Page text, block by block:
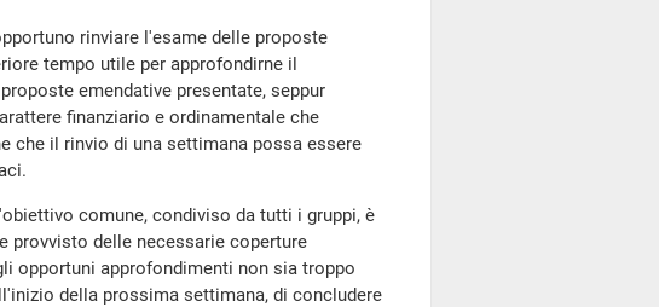
rinviare l'esame delle proposte
tempo utile per approfondirne il
emendative presentate, seppur
finanziario e ordinamentale che
che il rinvio di una settimana possa essere
comune, condiviso da tutti i gruppi, è
provvisto delle necessarie coperture
opportuni approfondimenti non sia troppo
della prossima settimana, di concludere